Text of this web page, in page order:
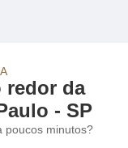
redor da
- SP
poucos minutos?